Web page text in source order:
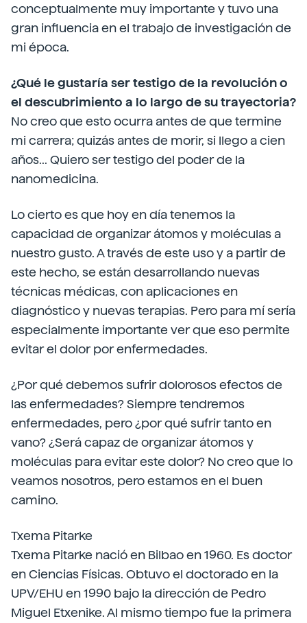
conceptualmente muy importante y tuvo una
gran influencia en el trabajo de investigación de
mi época.
¿Qué le gustaría ser testigo de la revolución o
el descubrimiento a lo largo de su trayectoria?
No creo que esto ocurra antes de que termine
mi carrera; quizás antes de morir, si llego a cien
años... Quiero ser testigo del poder de la
nanomedicina.
Lo cierto es que hoy en día tenemos la
capacidad de organizar átomos y moléculas a
nuestro gusto. A través de este uso y a partir de
este hecho, se están desarrollando nuevas
técnicas médicas, con aplicaciones en
diagnóstico y nuevas terapias. Pero para mí sería
especialmente importante ver que eso permite
evitar el dolor por enfermedades.
¿Por qué debemos sufrir dolorosos efectos de
las enfermedades? Siempre tendremos
enfermedades, pero ¿por qué sufrir tanto en
vano? ¿Será capaz de organizar átomos y
moléculas para evitar este dolor? No creo que lo
veamos nosotros, pero estamos en el buen
camino.
Txema Pitarke
Txema Pitarke nació en Bilbao en 1960. Es doctor
en Ciencias Físicas. Obtuvo el doctorado en la
UPV/EHU en 1990 bajo la dirección de Pedro
Miguel Etxenike. Al mismo tiempo fue la primera